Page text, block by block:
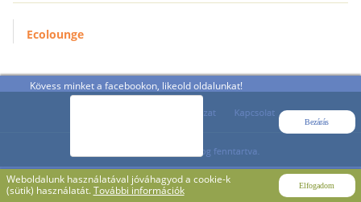
Kövess minket a facebookon, likeold oldalunkat!
Bezárás
Weboldalunk használatával jóváhagyod a cookie-k
(sütik) használatát.További információk Elfogadom
Ecolounge